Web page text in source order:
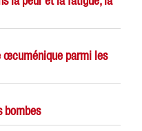
œcuménique parmi les
bombes